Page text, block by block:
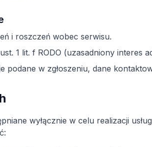
i roszczeń wobec serwisu.
1 lit. f RODO (uzasadniony interes
podane w zgłoszeniu, dane
wyłącznie w celu realizacji